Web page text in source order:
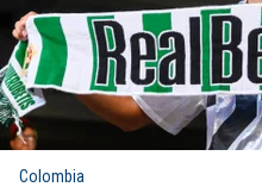
Colombia